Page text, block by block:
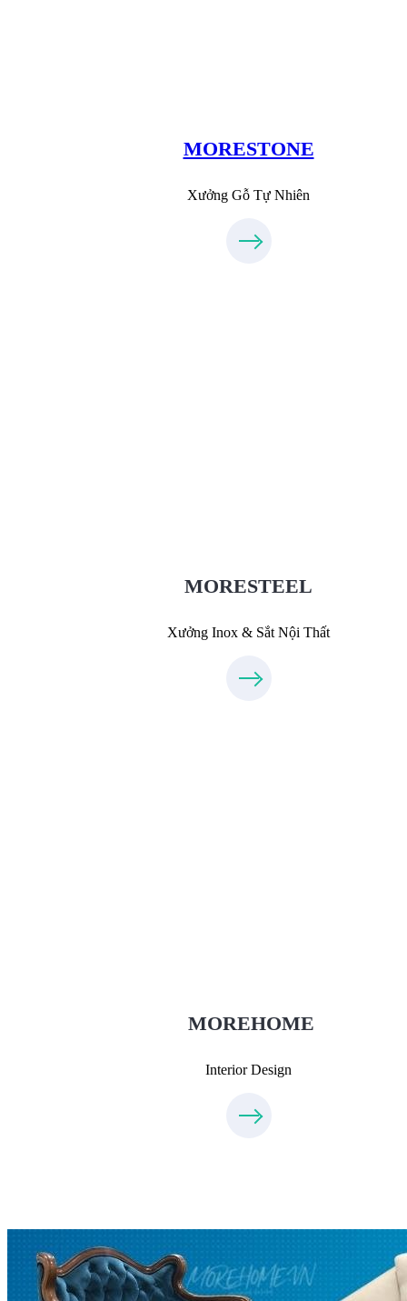
MORESTONE
Xưởng Gỗ Tự Nhiên
MORESTEEL
Xưởng Inox & Sắt Nội Thất
MOREHOME
Interior Design